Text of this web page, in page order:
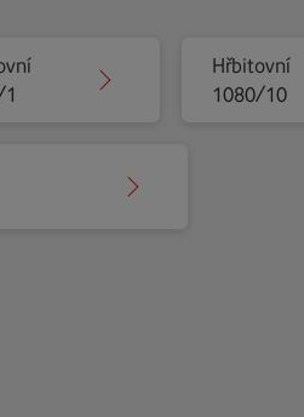
Hřbitovní
1080/10